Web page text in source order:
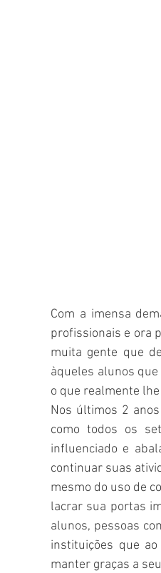
Com a imensa
profissionais e ora
muita gente que
àqueles alunos
o que realmente
Nos últimos 2
como todos os
influenciado e
continuar suas
mesmo do uso de
lacrar sua portas
alunos, pessoas
instituições que
manter graças a